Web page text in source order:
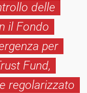
delle
il Fondo
per
Fund,
regolarizzato